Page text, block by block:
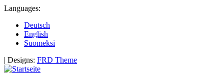
Languages:
Deutsch
English
Suomeksi
| Designs: FRD Theme